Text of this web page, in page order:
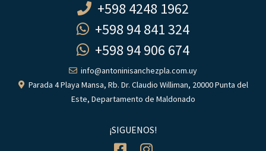
+598 4248 1962
+598 94 841 324
+598 94 906 674
info@antoninisanchezpla.com.uy
Parada 4 Playa Mansa, Rb. Dr. Claudio Williman, 20000 Punta del
Este, Departamento de Maldonado
¡SIGUENOS!